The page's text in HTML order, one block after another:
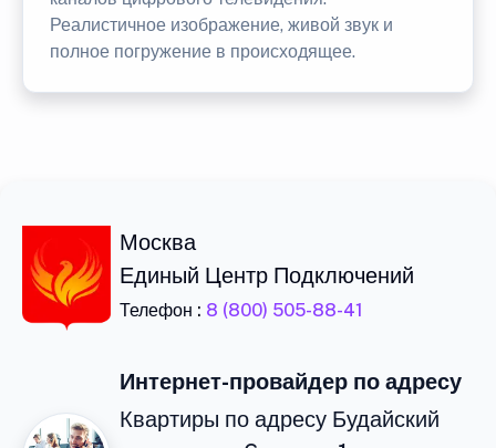
Реалистичное изображение, живой звук и
полное погружение в происходящее.
Москва
Единый Центр Подключений
Телефон : 8 (800) 505-88-41
Интернет-провайдер по адресу
Квартиры по адресу Будайский